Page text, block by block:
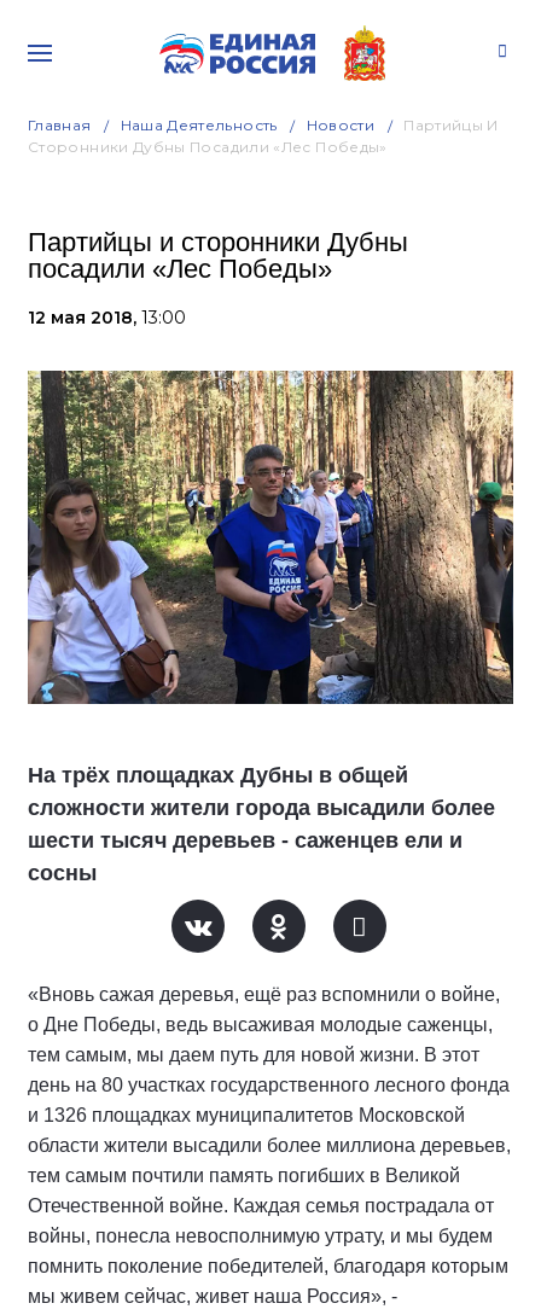
Главная Наша Деятельность Новости
Партийцы И
Сторонники Дубны Посадили «Лес Победы»
Партийцы и сторонники Дубны
посадили «Лес Победы»
12 мая 2018, 13:00
На трёх площадках Дубны в общей
сложности жители города высадили более
шести тысяч деревьев - саженцев ели и
сосны
«Вновь сажая деревья, ещё раз вспомнили о войне,
о Дне Победы, ведь высаживая молодые саженцы,
тем самым, мы даем путь для новой жизни. В этот
день на 80 участках государственного лесного фонда
и 1326 площадках муниципалитетов Московской
области жители высадили более миллиона деревьев,
тем самым почтили память погибших в Великой
Отечественной войне. Каждая семья пострадала от
войны, понесла невосполнимую утрату, и мы будем
помнить поколение победителей, благодаря которым
мы живем сейчас, живет наша Россия», -